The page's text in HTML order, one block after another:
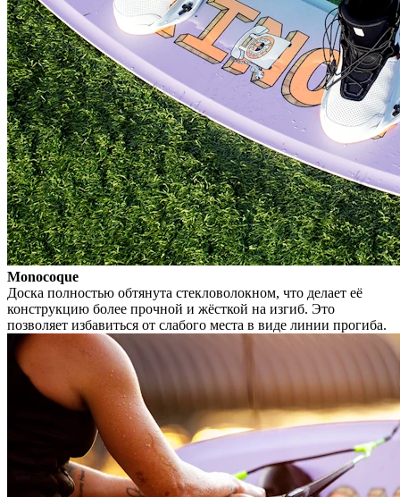
Monocoque
Доска полностью обтянута стекловолокном, что делает её
конструкцию более прочной и жёсткой на изгиб. Это
позволяет избавиться от слабого места в виде линии прогиба.